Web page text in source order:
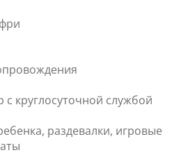
круглосуточной службой
раздевалки, игровые